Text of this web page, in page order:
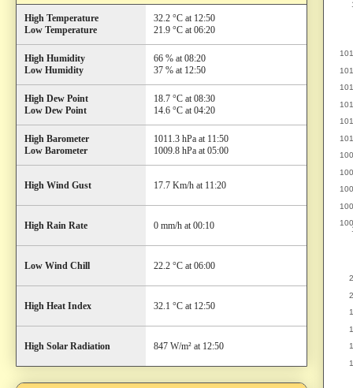
High Temperature
Low Temperature
32.2 °C at 12:50
21.9 °C at 06:20
High Humidity
Low Humidity
66 % at 08:20
37 % at 12:50
High Dew Point
Low Dew Point
18.7 °C at 08:30
14.6 °C at 04:20
High Barometer
Low Barometer
1011.3 hPa at 11:50
1009.8 hPa at 05:00
High Wind Gust 17.7 Km/h at 11:20
High Rain Rate 0 mm/h at 00:10
Low Wind Chill 22.2 °C at 06:00
High Heat Index 32.1 °C at 12:50
High Solar Radiation 847 W/m² at 12:50